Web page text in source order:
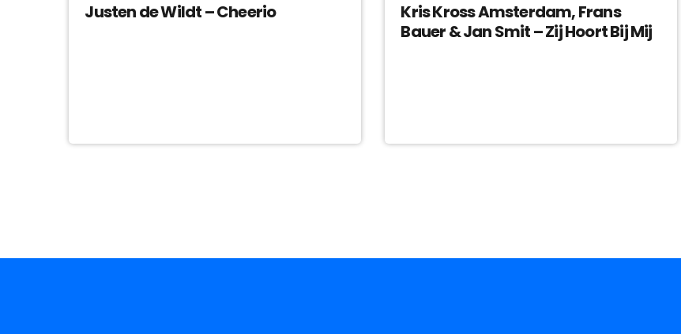
Justen de Wildt – Cheerio
Kris Kross Amsterdam, Frans
Bauer & Jan Smit – Zij Hoort Bij Mij